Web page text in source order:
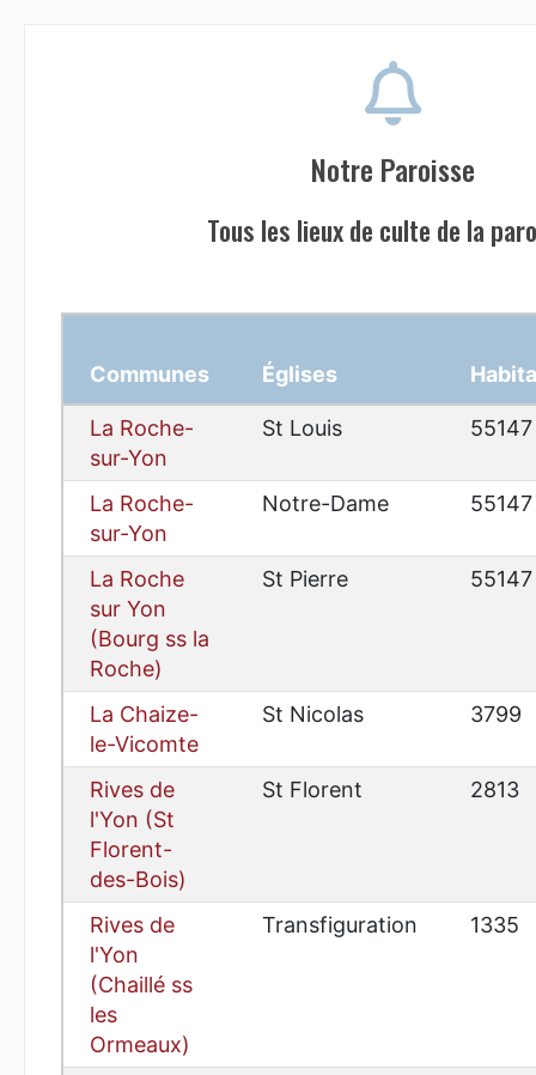
Notre Paroisse
Tous les lieux de culte de la
Communes Églises
La Roche-
sur-Yon
St Louis 55147
La Roche-
sur-Yon
Notre-Dame 55147
La Roche
sur Yon
(Bourg ss la
Roche)
St Pierre 55147
La Chaize-
le-Vicomte
St Nicolas 3799
Rives de
l'Yon (St
Florent-
des-Bois)
St Florent 2813
Rives de
l'Yon
(Chaillé ss
les
Ormeaux)
Transfiguration 1335